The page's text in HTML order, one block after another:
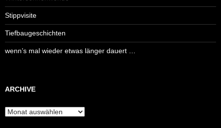
Stippvisite
Tiefbaugeschichten
wenn’s mal wieder etwas länger dauert …
ARCHIVE
Archive